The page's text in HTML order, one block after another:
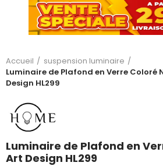
Accueil
suspension luminaire
Luminaire de Plafond en Verre Coloré
Design HL299
Luminaire de Plafond en
Art Design HL299